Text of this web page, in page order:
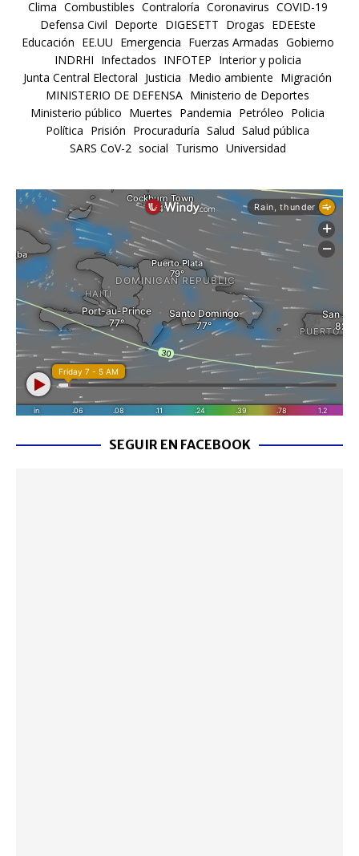
Clima Combustibles Contraloría Coronavirus COVID-19
Defensa Civil Deporte DIGESETT Drogas EDEEste
Educación EE.UU Emergencia Fuerzas Armadas Gobierno
INDRHI Infectados INFOTEP Interior y policia
Junta Central Electoral Justicia Medio ambiente Migración
MINISTERIO DE DEFENSA Ministerio de Deportes
Ministerio público Muertes Pandemia Petróleo Policia
Política Prisión Procuraduría Salud Salud pública
SARS CoV-2 social Turismo Universidad
SEGUIR EN FACEBOOK